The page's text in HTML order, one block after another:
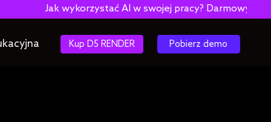
AI w swojej pracy? Darmowy e-book!
Kup D5 RENDER Pobierz demo